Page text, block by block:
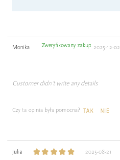
Monika Zweryfikowany zakup 2025-12-02
Customer didn't write any details
Czy ta opinia była pomocna? TAK NIE
Julia 2025-08-21